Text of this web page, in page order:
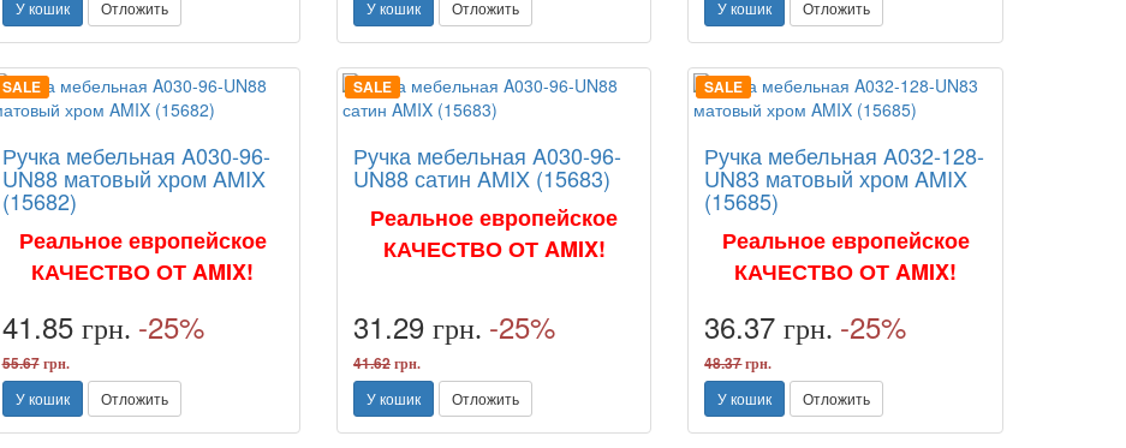
У кошик Отложить У кошик Отложить У кошик Отложить
SALE
Ручка мебельная A030-96-
UN88 матовый хром AMIX
(15682)
Реальное европейское
КАЧЕСТВО ОТ AMIX!
41.85 грн. -25%
55.67 грн.
У кошик Отложить
SALE
Ручка мебельная A030-96-
UN88 сатин AMIX (15683)
Реальное европейское
КАЧЕСТВО ОТ AMIX!
31.29 грн. -25%
41.62 грн.
У кошик Отложить
SALE
Ручка мебельная A032-128-
UN83 матовый хром AMIX
(15685)
Реальное европейское
КАЧЕСТВО ОТ AMIX!
36.37грн. -25%
48.37 грн.
У кошик Отложить